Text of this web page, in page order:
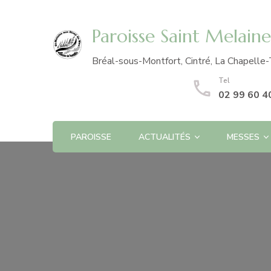
Paroisse Saint
Bréal-sous-Montfort, Cintré, La
Tel
02 99 60
PAROISSE ACTUALITÉS MESSES